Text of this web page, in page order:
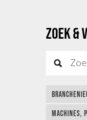
ZOEK &
MACHINES,